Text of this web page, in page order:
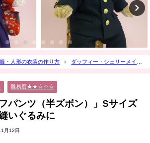
・人形の衣装の作り方
ダッフィー・シェリーメイ
難易度★★☆☆☆
パンツ（半ズボン）」Sサイズ
いぐるみに
月12日